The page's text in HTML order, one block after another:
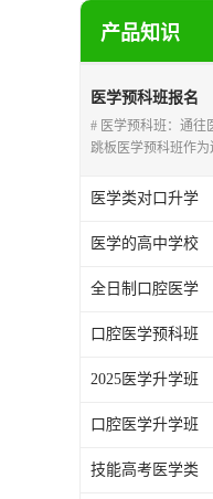
产品知识
医学预科班报名
# 医学预科班：通往
跳板医学预科班作为
医学类对口升学
医学的高中学校
全日制口腔医学
口腔医学预科班
2025医学升学班
口腔医学升学班
技能高考医学类